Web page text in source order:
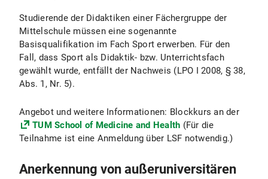
Studierende der Didaktiken einer Fächergruppe der
Mittelschule müssen eine sogenannte
Basisqualifikation im Fach Sport erwerben. Für den
Fall, dass Sport als Didaktik- bzw. Unterrichtsfach
gewählt wurde, entfällt der Nachweis (LPO I 2008, § 38,
Abs. 1, Nr. 5).
Angebot und weitere Informationen: Blockkurs an der
TUM School of Medicine and Health (Für die
Teilnahme ist eine Anmeldung über LSF notwendig.)
Anerkennung von außeruniversitären